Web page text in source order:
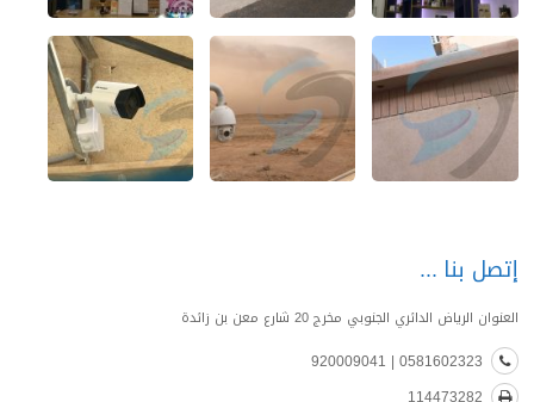
إتصل بنا
العنوان الرياض الدائري الجنوبي مخرج 20 شارع معن بن زائدة
0581602323 | 920009041